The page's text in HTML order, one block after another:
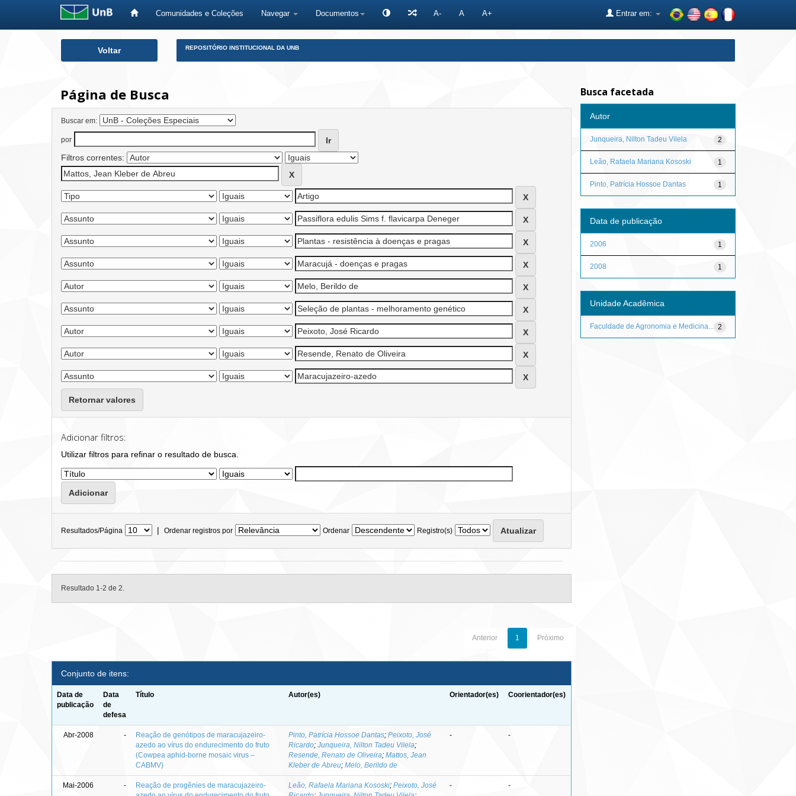
Comunidades e Coleções Navegar Documentos A- A A+ Entrar em:
Voltar REPOSITÓRIO INSTITUCIONAL DA UNB
Página de Busca
Buscar em:
por
Filtros correntes:
Retornar valores
Adicionar filtros:
Utilizar filtros para refinar o resultado de busca.
Resultados/Página | Ordenar registros por Ordenar Registro(s)
Resultado 1-2 de 2.
Anterior 1 Próximo
Conjunto de itens:
Data de
publicação
Data
de
defesa
Título Autor(es) Orientador(es) Coorientador(es)
Abr-2008 -
Reação de genótipos de maracujazeiro-
azedo ao vírus do endurecimento do fruto
(Cowpea aphid-borne mosaic virus –
CABMV)
Pinto, Patrícia Hossoe Dantas;Peixoto, José
Ricardo;Junqueira, Nilton Tadeu Vilela;
Resende, Renato de Oliveira;Mattos, Jean
Kleber de Abreu;Melo, Berildo de
- -
Mai-2006 -
Reação de progênies de maracujazeiro-
Leão, Rafaela Mariana Kososki;Peixoto, José
- -
Busca facetada
Autor
2
Junqueira, Nilton Tadeu Vilela
1
Leão, Rafaela Mariana Kososki
1
Pinto, Patrícia Hossoe Dantas
Data de publicação
1
2006
1
2008
Unidade Acadêmica
2
Faculdade de Agronomia e Medicina...